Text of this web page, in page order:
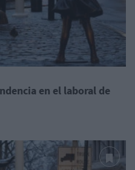
en el laboral de